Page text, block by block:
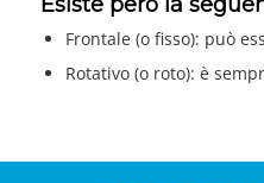
Frontale (o fisso): può
Rotativo (o roto): è